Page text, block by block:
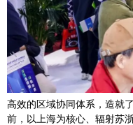
高效的区域协同体系，造就
前，以上海为核心、辐射苏